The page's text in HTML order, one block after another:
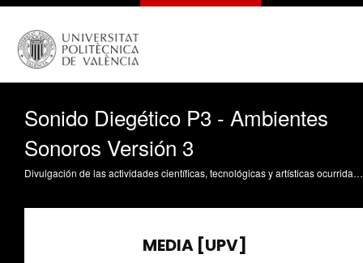
Sonido Diegético P3 - Ambientes
Sonoros Versión 3
Divulgación de las actividades científicas, tecnológicas y artísticas ocurridas en los tres campus de la UPV